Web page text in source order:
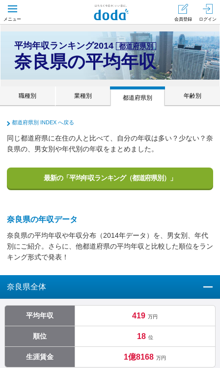
ログイン
会員登録
平均年収ランキング2014 都道府県別
奈良県の平均年収
職種別 業種別 都道府県別 年齢別
都道府県別 INDEX へ戻る
同じ都道府県に在住の人と比べて、自分の年収は多い？少ない？奈
良県の、男女別や年代別の年収をまとめました。
最新の「平均年収ランキング（都道府県別）」
奈良県の年収データ
奈良県の平均年収や年収分布（2014年データ）を、男女別、年代
別にご紹介。さらに、他都道府県の平均年収と比較した順位をラン
キング形式で発表！
奈良県全体
平均年収 419 万円
順位 18 位
生涯賃金 1億8168 万円